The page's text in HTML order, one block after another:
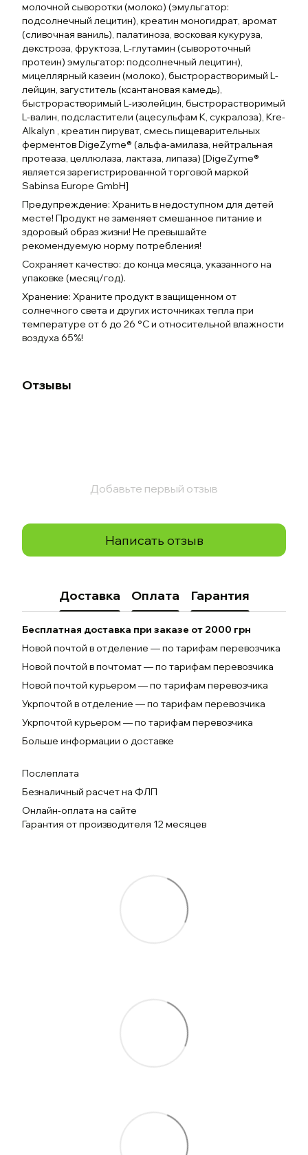
молочной сыворотки (молоко) (эмульгатор:
подсолнечный лецитин), креатин моногидрат, аромат
(сливочная ваниль), палатиноза, восковая кукуруза,
декстроза, фруктоза, L-глутамин (сывороточный
протеин) эмульгатор: подсолнечный лецитин),
мицеллярный казеин (молоко), быстрорастворимый L-
лейцин, загуститель (ксантановая камедь),
быстрорастворимый L-изолейцин, быстрорастворимый
L-валин, подсластители (ацесульфам К, сукралоза), Kre-
Alkalyn , креатин пируват, смесь пищеварительных
ферментов DigeZyme® (альфа-амилаза, нейтральная
протеаза, целлюлаза, лактаза, липаза) [DigeZyme®
является зарегистрированной торговой маркой
Sabinsa Europe GmbH]
Предупреждение: Хранить в недоступном для детей
месте! Продукт не заменяет смешанное питание и
здоровый образ жизни! Не превышайте
рекомендуемую норму потребления!
Сохраняет качество: до конца месяца, указанного на
упаковке (месяц/год).
Хранение: Храните продукт в защищенном от
солнечного света и других источниках тепла при
температуре от 6 до 26 °C и относительной влажности
воздуха 65%!
Отзывы
Добавьте первый отзыв
Написать отзыв
Доставка Оплата Гарантия
Бесплатная доставка при заказе от 2000 грн
Новой почтой в отделение — по тарифам перевозчика
Новой почтой в почтомат — по тарифам перевозчика
Новой почтой курьером — по тарифам перевозчика
Укрпочтой в отделение — по тарифам перевозчика
Укрпочтой курьером — по тарифам перевозчика
Больше информации о доставке
Послеплата
Безналичный расчет на ФЛП
Онлайн-оплата на сайте
Гарантия от производителя 12 месяцев